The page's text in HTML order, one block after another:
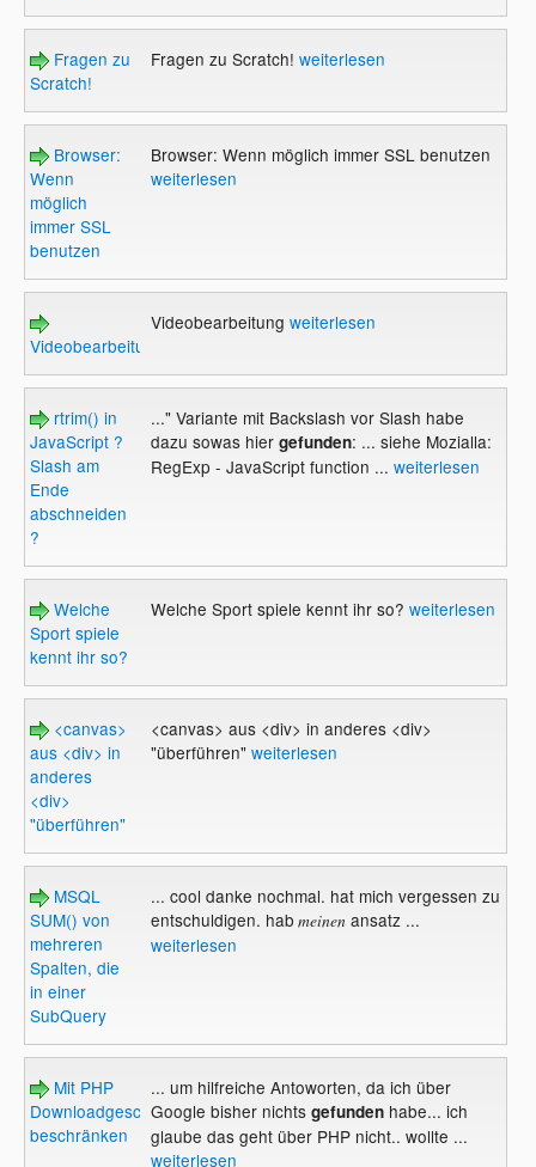
Fragen zu
Scratch!
Fragen zu Scratch! weiterlesen
Browser:
Wenn
möglich
immer SSL
benutzen
Browser: Wenn möglich immer SSL benutzen
weiterlesen
Videobearbeitung
Videobearbeitung weiterlesen
rtrim() in
JavaScript ?
Slash am
Ende
abschneiden
?
..." Variante mit Backslash vor Slash habe
dazu sowas hiergefunden: ... siehe Mozialla:
RegExp - JavaScript function ... weiterlesen
Welche
Sport spiele
kennt ihr so?
Welche Sport spiele kennt ihr so? weiterlesen
<canvas>
aus <div> in
anderes
<div>
"überführen"
<canvas> aus <div> in anderes <div>
"überführen" weiterlesen
MSQL
SUM() von
mehreren
Spalten, die
in einer
SubQuery
... cool danke nochmal. hat mich vergessen zu
entschuldigen. hab meinenansatz ...
weiterlesen
Mit PHP
Downloadgeschwindigkeit
beschränken
... um hilfreiche Antoworten, da ich über
Google bisher nichtsgefundenhabe... ich
glaube das geht über PHP nicht.. wollte ...
weiterlesen